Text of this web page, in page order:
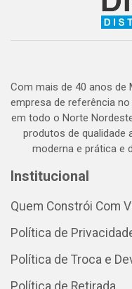
Com mais de 40 anos de
empresa de referência
em todo o Norte
produtos de qualidade
moderna e prática e
Institucional
Quem Constrói Com
Política de
Política de Troca e
Política de Retirada